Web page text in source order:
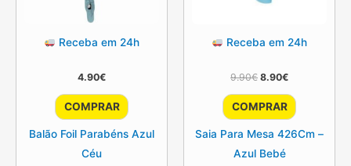
Receba em 24h
4.90€
COMPRAR
Balão Foil Parabéns Azul
Céu
Receba em 24h
9.90€ O
original
era:
8.90€O
atual
é:
COMPRAR
Saia Para Mesa 426Cm –
Azul Bebé